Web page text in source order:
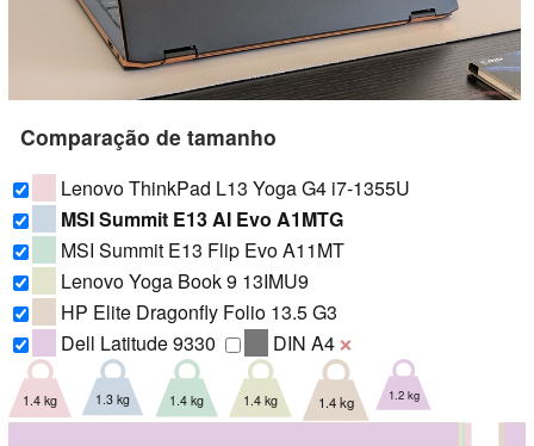
Comparação de tamanho
Lenovo ThinkPad L13 Yoga G4 i7-1355U
MSI Summit E13 AI Evo A1MTG
MSI Summit E13 Flip Evo A11MT
Lenovo Yoga Book 9 13IMU9
HP Elite Dragonfly Folio 13.5 G3
Dell Latitude 9330
DIN A4 ❌
1.4 kg 1.3 kg 1.4 kg 1.4 kg 1.4 kg 1.2 kg